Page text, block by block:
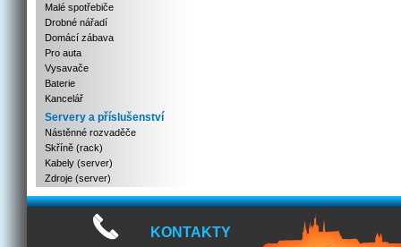
Malé spotřebiče
Drobné nářadí
Domácí zábava
Pro auta
Vysavače
Baterie
Kancelář
Servery a příslušenství
Nástěnné rozvaděče
Skříně (rack)
Kabely (server)
Zdroje (server)
KONTAKTY